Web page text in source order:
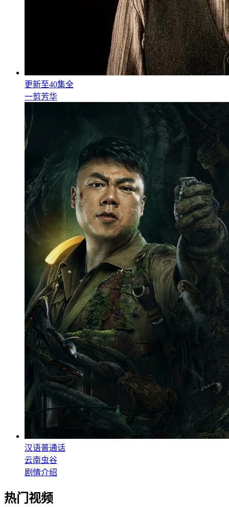
更新至40集全
一剪芳华
汉语普通话
云南虫谷
剧情介绍
热门视频